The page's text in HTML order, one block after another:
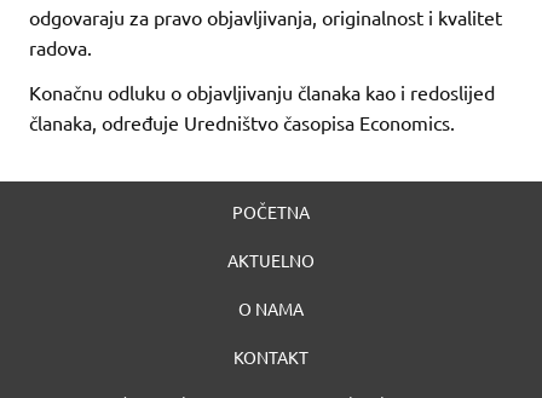
odgovaraju za pravo objavljivanja, originalnost i kvalitet
radova.
Konačnu odluku o objavljivanju članaka kao i redoslijed
članaka, određuje Uredništvo časopisa Economics.
POČETNA
AKTUELNO
O NAMA
KONTAKT